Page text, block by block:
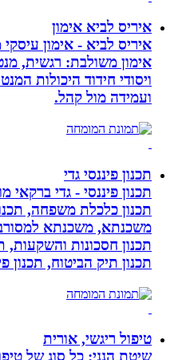
איריס לביא אימון
איריס לביא - אימון עיסקי
אימון משולבת: רגשית, מנטלית
ויסודי חידוד היכולות
ועמידה מול קהל.
תכנון פיננסי גדי
תכנון כלכלת משפחה, תכנון
משכנתא, משכנתא למסורבי
תכנון חסכונות והשקעות, תכנון
תכנון תיק הביטוח, תכנון פיננסי
טיפול ריגשי, אורית